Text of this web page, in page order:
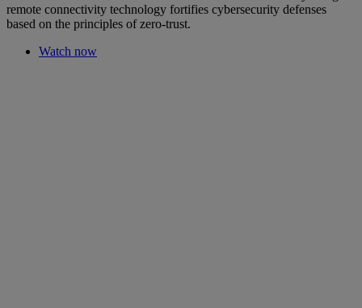
remote connectivity technology fortifies cybersecurity defenses
based on the principles of zero-trust.
Watch now